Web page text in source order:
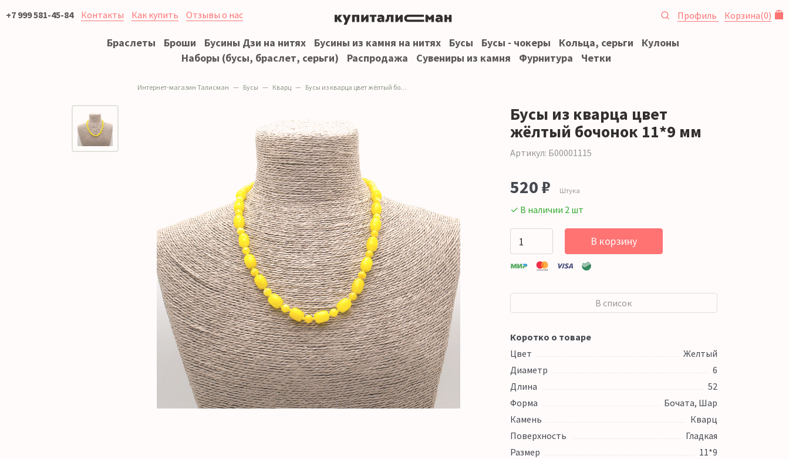
+7 999 581-45-84 Контакты Как купить Отзывы о нас Профиль Корзина(0)
Браслеты Броши Бусины Дзи на нитях Бусины из камня на нитях Бусы Бусы - чокеры Кольца, серьги
Кулоны
Наборы (бусы, браслет, серьги)
Распродажа Сувениры из камня Фурнитура Четки
Интернет-магазин Талисман Бусы Кварц Бусы из кварца цвет жёлтый бочонок 11*9 мм
Бусы из кварца цвет
жёлтый бочонок 11*9 мм
Артикул: Б00001115
520 ₽ Штука
✓ В наличии 2 шт
В корзину
В список
Коротко о товаре
Цвет
Желтый
Диаметр
6
Длина
52
Форма
Бочата, Шар
Камень
Кварц
Поверхность
Гладкая
Размер
11*9